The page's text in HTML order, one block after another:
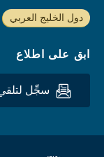
دول الخليج العربي
ابق على اطلاع
سجِّل لتلقي